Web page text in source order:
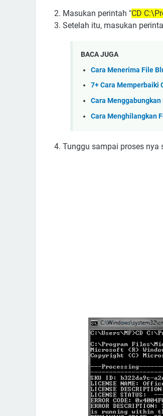
2. Masukan perintah "CD
3. Setelah itu, masukan
BACA JUGA
Cara Menerima File
7+ Cara Memperbaiki
Cara
Cara Menghilangkan
4. Tunggu sampai proses nya